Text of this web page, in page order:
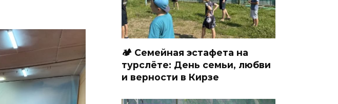
🏕 Семейная эстафета на
турслёте: День семьи, любви
и верности в Кирзе